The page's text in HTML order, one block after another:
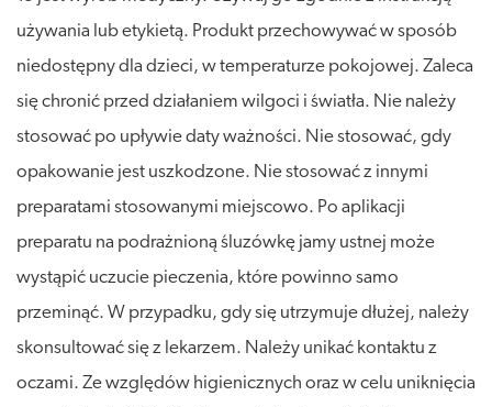
używania lub etykietą. Produkt przechowywać w sposób
niedostępny dla dzieci, w temperaturze pokojowej. Zaleca
się chronić przed działaniem wilgoci i światła. Nie należy
stosować po upływie daty ważności. Nie stosować, gdy
opakowanie jest uszkodzone. Nie stosować z innymi
preparatami stosowanymi miejscowo. Po aplikacji
preparatu na podrażnioną śluzówkę jamy ustnej może
wystąpić uczucie pieczenia, które powinno samo
przeminąć. W przypadku, gdy się utrzymuje dłużej, należy
skonsultować się z lekarzem. Należy unikać kontaktu z
oczami. Ze względów higienicznych oraz w celu uniknięcia